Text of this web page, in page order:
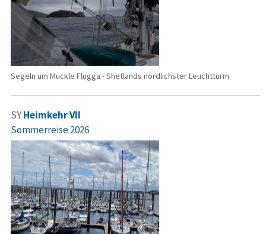
Segeln um Muckle Flugga - Shetlands nördlichster Leuchtturm
SYHeimkehr VII
Sommerreise 2026